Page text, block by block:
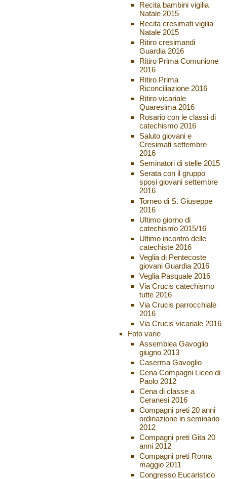
Recita bambini vigilia
Natale 2015
Recita cresimati vigilia
Natale 2015
Ritiro cresimandi
Guardia 2016
Ritiro Prima Comunione
2016
Ritiro Prima
Riconciliazione 2016
Ritiro vicariale
Quaresima 2016
Rosario con le classi di
catechismo 2016
Saluto giovani e
Cresimati settembre
2016
Seminatori di stelle 2015
Serata con il gruppo
sposi giovani settembre
2016
Torneo di S. Giuseppe
2016
Ultimo giorno di
catechismo 2015/16
Ultimo incontro delle
catechiste 2016
Veglia di Pentecoste
giovani Guardia 2016
Veglia Pasquale 2016
Via Crucis catechismo
tutte 2016
Via Crucis parrocchiale
2016
Via Crucis vicariale 2016
Foto varie
Assemblea Gavoglio
giugno 2013
Caserma Gavoglio
Cena Compagni Liceo di
Paolo 2012
Cena di classe a
Ceranesi 2016
Compagni preti 20 anni
ordinazione in seminario
2012
Compagni preti Gita 20
anni 2012
Compagni preti Roma
maggio 2011
Congresso Eucaristico